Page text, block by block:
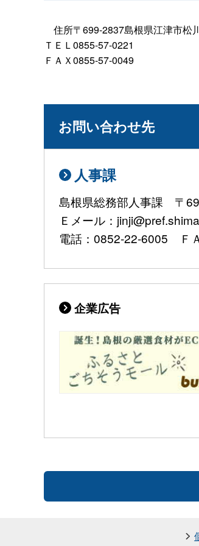
住所〒699-2837島根県江津市松
ＴＥＬ0855-57-0221
ＦＡＸ0855-57-0049
お問い合わせ先
人事課
島根県総務部人事課 〒
Ｅメール：
電話：0852-22-6005 Ｆ
企業広告